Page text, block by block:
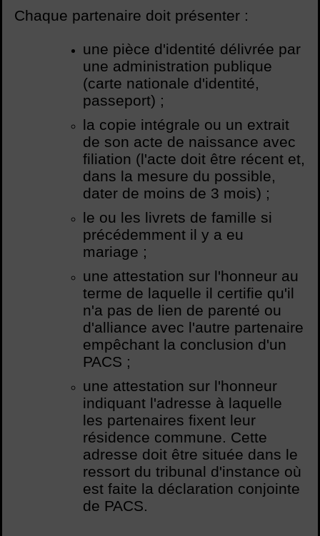
Chaque partenaire doit présenter :
une pièce d'identité délivrée par
une administration publique
(carte nationale d'identité,
passeport) ;
la copie intégrale ou un extrait
de son acte de naissance avec
filiation (l'acte doit être récent et,
dans la mesure du possible,
dater de moins de 3 mois) ;
le ou les livrets de famille si
précédemment il y a eu
mariage ;
une attestation sur l'honneur au
terme de laquelle il certifie qu'il
n'a pas de lien de parenté ou
d'alliance avec l'autre partenaire
empêchant la conclusion d'un
PACS ;
une attestation sur l'honneur
indiquant l'adresse à laquelle
les partenaires fixent leur
résidence commune. Cette
adresse doit être située dans le
ressort du tribunal d'instance où
est faite la déclaration conjointe
de PACS.